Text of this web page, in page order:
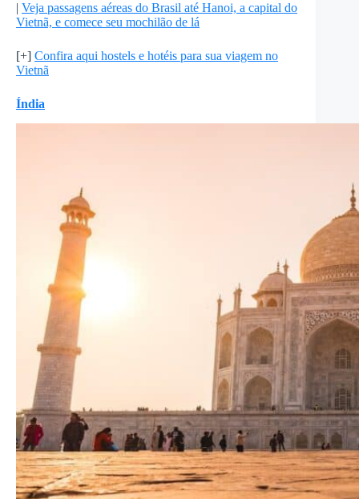
| Veja passagens aéreas do Brasil até Hanoi, a capital do
Vietnã, e comece seu mochilão de lá
[+] Confira aqui hostels e hotéis para sua viagem no
Vietnã
Índia